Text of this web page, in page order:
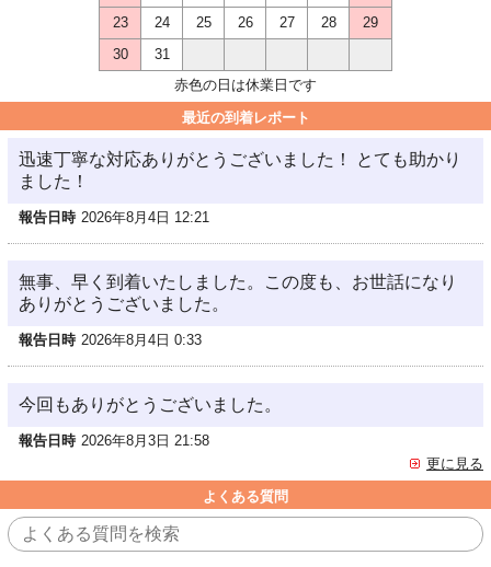
23
24 25 26 27 28
29
30
31
赤色の日は休業日です
最近の到着レポート
迅速丁寧な対応ありがとうございました！ とても助かり
ました！
報告日時 2026年8月4日 12:21
無事、早く到着いたしました。この度も、お世話になり
ありがとうございました。
報告日時 2026年8月4日 0:33
今回もありがとうございました。
報告日時 2026年8月3日 21:58
更に見る
よくある質問